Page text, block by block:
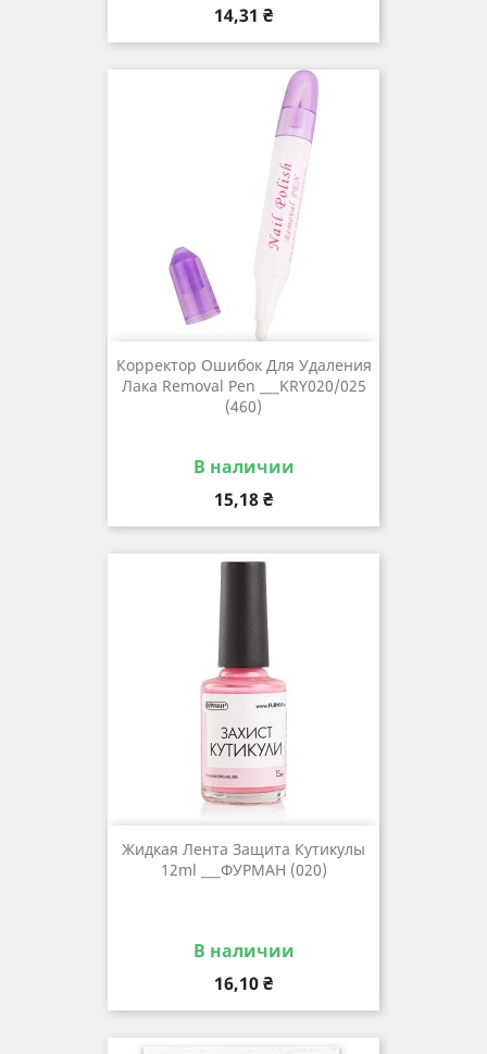
Цена
14,31 ₴
Корректор Ошибок Для Удаления
Лакa Removal Pen ___KRY020/025
(460)
В наличии
Цена
15,18 ₴
Жидкая Лента Защита Кутикулы
12ml ___ФУРМАН (020)
В наличии
Цена
16,10 ₴